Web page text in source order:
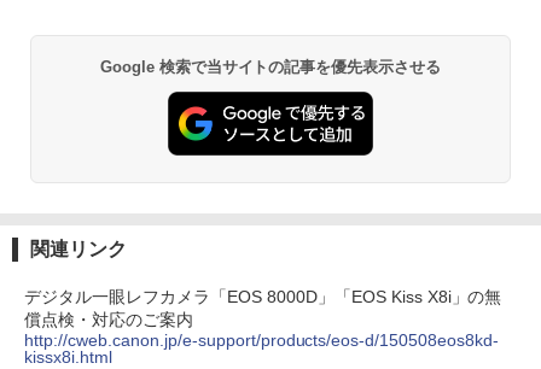
Google 検索で当サイトの記事を優先表示させる
関連リンク
デジタル一眼レフカメラ「EOS 8000D」「EOS Kiss X8i」の無
償点検・対応のご案内
http://cweb.canon.jp/e-support/products/eos-d/150508eos8kd-
kissx8i.html